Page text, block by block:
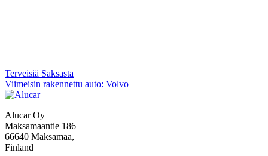
Artikkelien
selaus
Terveisiä Saksasta
Viimeisin rakennettu auto: Volvo
Alucar Oy
Maksamaantie 186
66640 Maksamaa,
Finland